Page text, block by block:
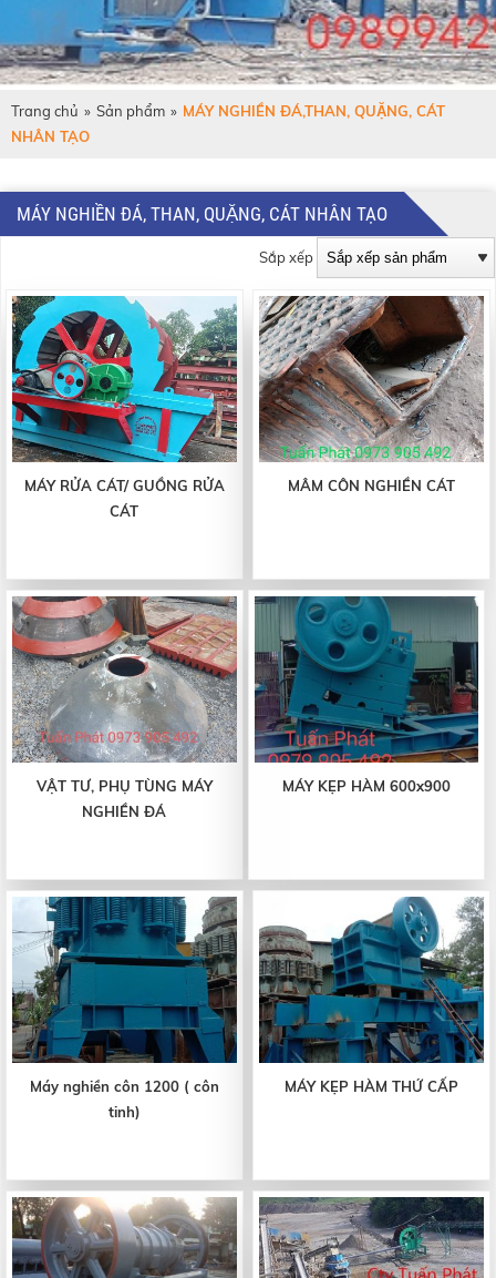
Trang chủ » Sản phẩm » MÁY NGHIỀN ĐÁ,THAN, QUẶNG, CÁT
NHÂN TẠO
MÁY NGHIỀN ĐÁ, THAN, QUẶNG, CÁT NHÂN TẠO
Sắp xếp
MÁY RỬA CÁT/ GUỒNG RỬA
CÁT
MÂM CÔN NGHIỀN CÁT
VẬT TƯ, PHỤ TÙNG MÁY
NGHIỀN ĐÁ
MÁY KẸP HÀM 600x900
Máy nghiền côn 1200 ( côn
tinh)
MÁY KẸP HÀM THỨ CẤP